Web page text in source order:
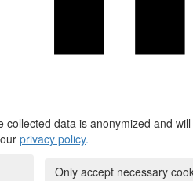
data is anonymized and
privacy policy.
Only accept necessary